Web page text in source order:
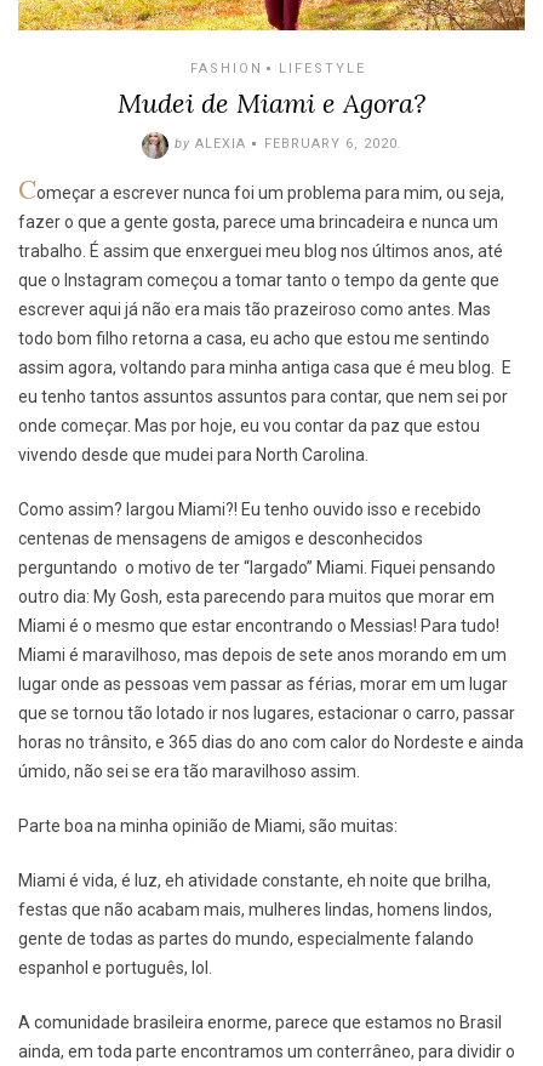
FASHION LIFESTYLE
Mudei de Miami e Agora?
by ALEXIA FEBRUARY 6, 2020.
Começar a escrever nunca foi um problema para mim, ou seja,
fazer o que a gente gosta, parece uma brincadeira e nunca um
trabalho. É assim que enxerguei meu blog nos últimos anos, até
que o Instagram começou a tomar tanto o tempo da gente que
escrever aqui já não era mais tão prazeiroso como antes. Mas
todo bom filho retorna a casa, eu acho que estou me sentindo
assim agora, voltando para minha antiga casa que é meu blog. E
eu tenho tantos assuntos assuntos para contar, que nem sei por
onde começar. Mas por hoje, eu vou contar da paz que estou
vivendo desde que mudei para North Carolina.
Como assim? largou Miami?! Eu tenho ouvido isso e recebido
centenas de mensagens de amigos e desconhecidos
perguntando o motivo de ter “largado” Miami. Fiquei pensando
outro dia: My Gosh, esta parecendo para muitos que morar em
Miami é o mesmo que estar encontrando o Messias! Para tudo!
Miami é maravilhoso, mas depois de sete anos morando em um
lugar onde as pessoas vem passar as férias, morar em um lugar
que se tornou tão lotado ir nos lugares, estacionar o carro, passar
horas no trânsito, e 365 dias do ano com calor do Nordeste e ainda
úmido, não sei se era tão maravilhoso assim.
Parte boa na minha opinião de Miami, são muitas:
Miami é vida, é luz, eh atividade constante, eh noite que brilha,
festas que não acabam mais, mulheres lindas, homens lindos,
gente de todas as partes do mundo, especialmente falando
espanhol e português, lol.
A comunidade brasileira enorme, parece que estamos no Brasil
ainda, em toda parte encontramos um conterrâneo, para dividir o